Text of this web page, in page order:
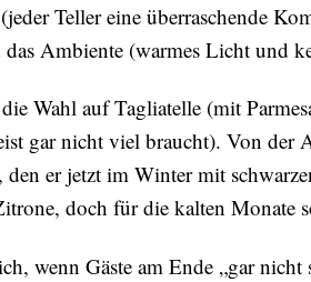
Teller eine überraschende
Ambiente (warmes Licht und
Wahl auf Tagliatelle (mit
gar nicht viel braucht). Von
er jetzt im Winter mit
doch für die kalten Monate
wenn Gäste am Ende „gar